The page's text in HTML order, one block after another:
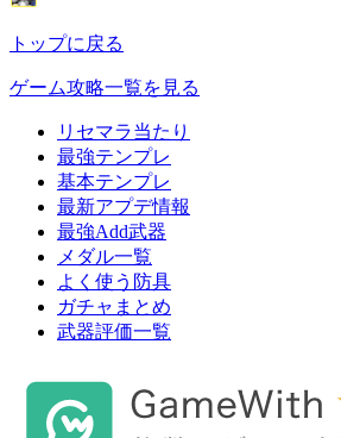
トップに戻る
ゲーム攻略一覧を見る
リセマラ当たり
最強テンプレ
基本テンプレ
最新アプデ情報
最強Add武器
メダル一覧
よく使う防具
ガチャまとめ
武器評価一覧